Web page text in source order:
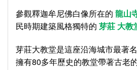
參觀釋迦牟尼佛白像所在的 龍山
民時期建築風格獨特的 芽莊 大教
芽莊大教堂是這座沿海城市最著
擁有80多年歷史的教堂帶著古老